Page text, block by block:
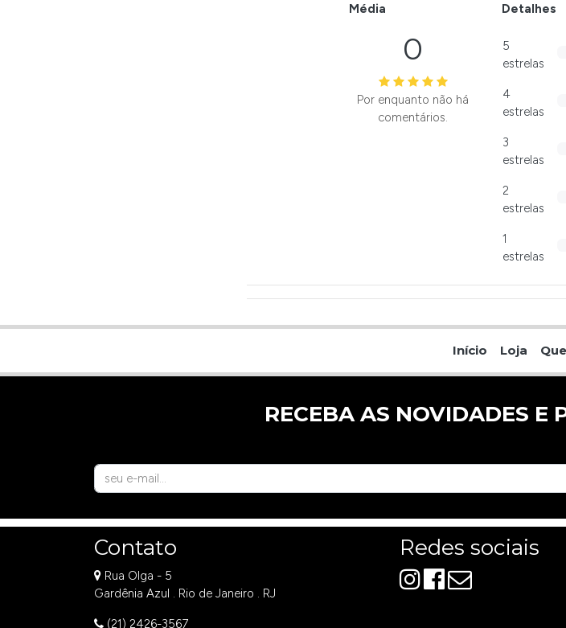
Média
0
Por enquanto não há
comentários.
Detalhes
5
estrelas
4
estrelas
3
estrelas
2
estrelas
1
estrelas
Início Loja
RECEBA AS NOVIDADES E
Contato
Rua Olga - 5
Gardênia Azul . Rio de Janeiro . RJ
(21) 2426-3567
Redes sociais